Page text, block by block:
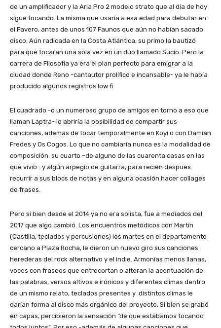
de un amplificador y la Aria Pro 2 modelo strato que al día de hoy
sigue tocando. La misma que usaría a esa edad para debutar en
el Favero, antes de unos 107 Faunos que aún no habían sacado
disco. Aún radicada en la Costa Atlántica, su primo la bautizó
para que tocaran una sola vez en un dúo llamado Sucio. Pero la
carrera de Filosofía ya era el plan perfecto para emigrar a la
ciudad donde Reno -cantautor prolífico e incansable- ya le había
producido algunos registros low fi.
El cuadrado -o un numeroso grupo de amigos en torno a eso que
llaman Laptra- le abriría la posibilidad de compartir sus
canciones, además de tocar temporalmente en Koyi o con Damián
Fredes y Os Cogos. Lo que no cambiaría nunca es la modalidad de
composición: su cuarto –de alguno de las cuarenta casas en las
que vivió– y algún arpegio de guitarra, para recién después
recurrir a sus blocs de notas y en alguna ocasión hacer collages
de frases.
Pero si bien desde el 2014 ya no era solista, fue a mediados del
2017 que algo cambió. Los encuentros metódicos con Martín
(Castilla, teclados y percusiones) los martes en el departamento
cercano a Plaza Rocha, le dieron un nuevo giro sus canciones
herederas del rock alternativo y el indie. Armonías menos llanas,
voces con fraseos que entrecortan o alteran la acentuación de
las palabras, versos altivos e irónicos y diferentes climas dentro
de un mismo relato, teclados presentes y distintos climas le
darían forma al disco más orgánico del proyecto. Si bien se grabó
en capas, percibieron la sensación “de que estábamos tocando